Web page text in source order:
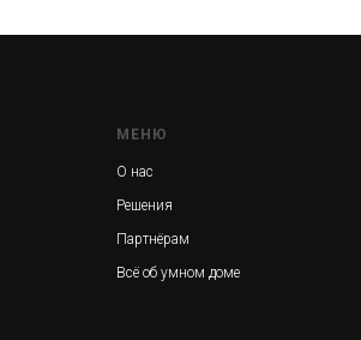
МЕНЮ
О нас
Решения
Партнёрам
Всё об умном доме